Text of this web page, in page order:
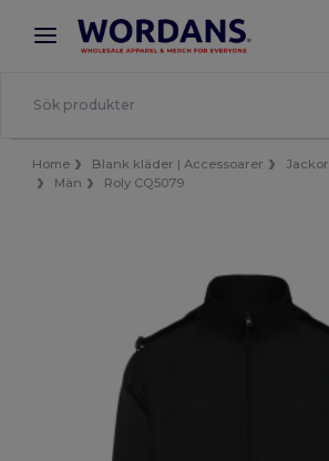
× Wordans-app
Bättre priser i appen!
Home Blank kläder | Accessoarer Jackor
Män
Roly CQ5079